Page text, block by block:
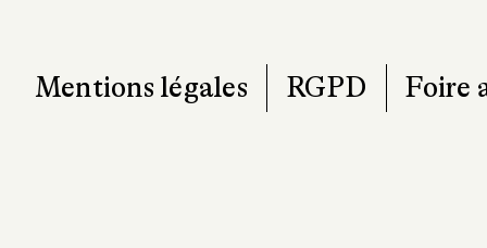
Mentions légales RGPD Foire